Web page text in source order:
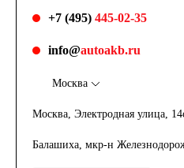
+7 (495) 445-02-35
info@autoakb.ru
Москва
Москва, Электродная улица,
Балашиха, мкр-н